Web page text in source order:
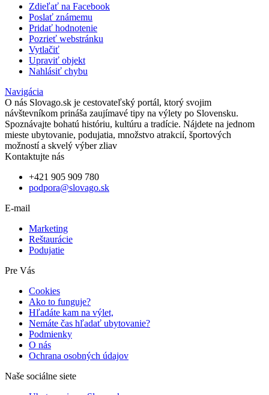
Zdieľať na Facebook
Poslať známemu
Pridať hodnotenie
Pozrieť webstránku
Vytlačiť
Upraviť objekt
Nahlásiť chybu
Navigácia
O nás Slovago.sk je cestovateľský portál, ktorý svojim
návštevníkom prináša zaujímavé tipy na výlety po Slovensku.
Spoznávajte bohatú históriu, kultúru a tradície. Nájdete na jednom
mieste ubytovanie, podujatia, množstvo atrakcií, športových
možností a skvelý výber zliav
Kontaktujte nás
+421 905 909 780
podpora@slovago.sk
E-mail
Marketing
Reštaurácie
Podujatie
Pre Vás
Cookies
Ako to funguje?
Hľadáte kam na výlet,
Nemáte čas hľadať ubytovanie?
Podmienky
O nás
Ochrana osobných údajov
Naše sociálne siete